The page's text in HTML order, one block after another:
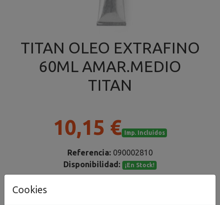
TITAN OLEO EXTRAFINO
60ML AMAR.MEDIO
TITAN
10,15 € Imp. Incluidos
Referencia: 090002810
Disponibilidad:
¡En Stock!
Cookies